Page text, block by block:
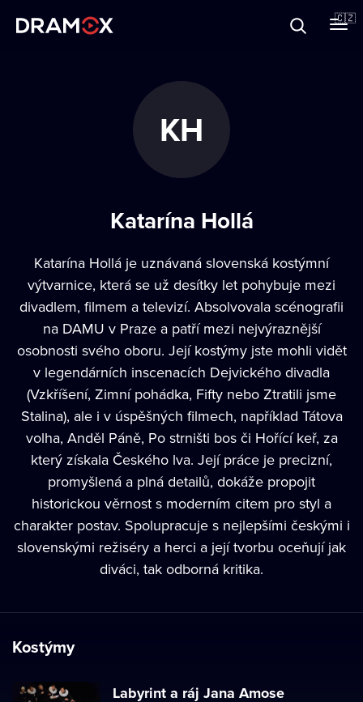
🇨🇿
KH
Katarína Hollá
Katarína Hollá je uznávaná slovenská kostýmní
výtvarnice, která se už desítky let pohybuje mezi
divadlem, filmem a televizí. Absolvovala scénografii
na DAMU v Praze a patří mezi nejvýraznější
osobnosti svého oboru. Její kostýmy jste mohli vidět
v legendárních inscenacích Dejvického divadla
(Vzkříšení, Zimní pohádka, Fifty nebo Ztratili jsme
Stalina), ale i v úspěšných filmech, například Tátova
volha, Anděl Páně, Po strništi bos či Hořící keř, za
který získala Českého lva. Její práce je precizní,
promyšlená a plná detailů, dokáže propojit
historickou věrnost s moderním citem pro styl a
charakter postav. Spolupracuje s nejlepšími českými i
slovenskými režiséry a herci a její tvorbu oceňují jak
diváci, tak odborná kritika.
Kostýmy
Labyrint a ráj Jana Amose